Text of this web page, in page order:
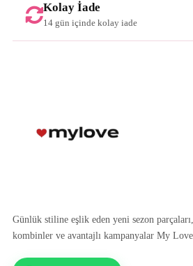
Kolay İade
14 gün içinde kolay iade
Günlük stiline eşlik eden yeni sezon
kombinler ve avantajlı kampanyalar My